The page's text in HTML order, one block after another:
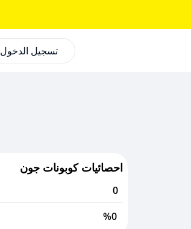
تسجيل الدخول
احصائيات كوبونات جون
0
%0